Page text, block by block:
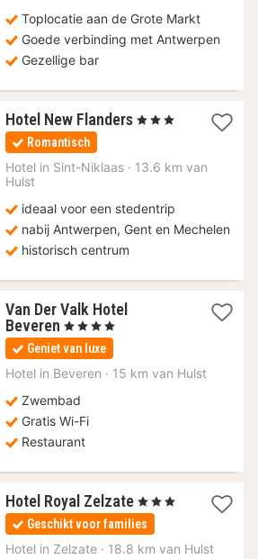
€
Toplocatie aan de Grote Markt
Goede verbinding met Antwerpen
Gezellige bar
Hotel New Flanders 1
76
, 3 Sterren
Romantisch
Hotel in Sint-Niklaas · 13.6 km van
Hulst
ideaal voor een stedentrip
nabij Antwerpen, Gent en Mechelen
historisch centrum
Van Der Valk Hotel
Beveren 1
nacht
vanaf
104,07
, 4 Sterren
Geniet van luxe
Hotel in Beveren · 15 km van Hulst
Zwembad
Gratis Wi-Fi
Restaurant
Hotel Royal Zelzate 1
nacht
vanaf
150
, 3 Sterren
Geschikt voor families
Hotel in Zelzate · 18.8 km van Hulst